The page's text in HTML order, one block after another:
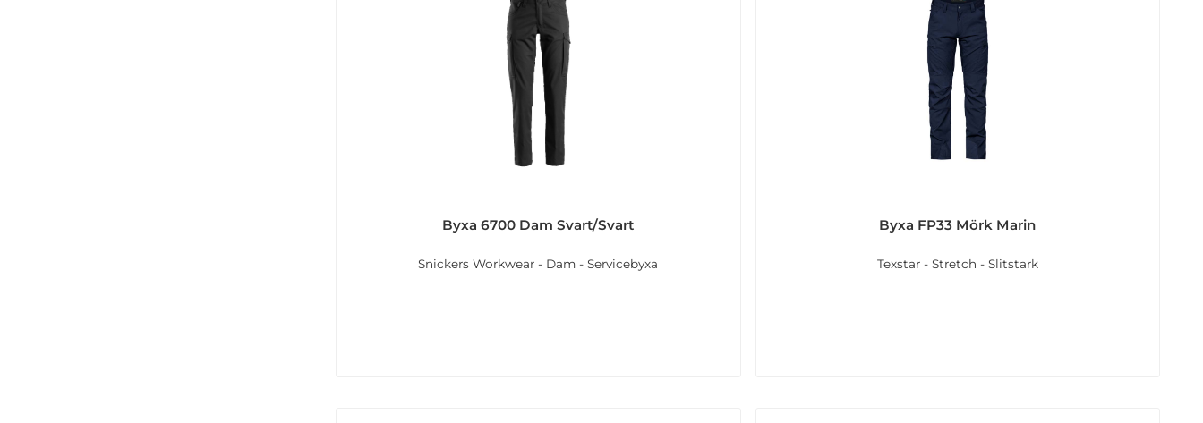
Byxa 6700 Dam Svart/Svart
Snickers Workwear - Dam - Servicebyxa
Byxa FP33 Mörk Marin
Texstar - Stretch - Slitstark